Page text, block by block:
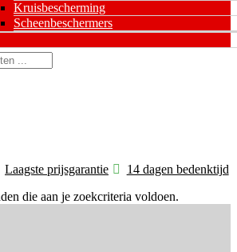
Kruisbescherming
Scheenbeschermers
Laagste prijsgarantie
14 dagen bedenktijd
die aan je zoekcriteria voldoen.